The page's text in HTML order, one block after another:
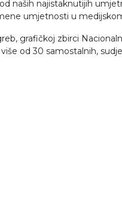
naših najistaknutijih
umjetnosti u
grafičkoj zbirci
od 30 samostalnih,